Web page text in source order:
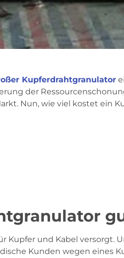
Kupferdrahtgranulator
der
Nun, wie viel kostet ein
und Kabel versorgt.
Kunden wegen eines